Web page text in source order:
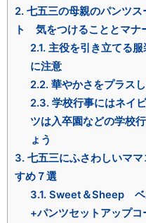
2. 七五三の母親のパンツ
ト 気をつけることとマナ
2.1. 主役を引き立てる
に注意
2.2. 華やかさをプラス
2.3. 学校行事にはネイ
ツは入卒園などの学校
ょう
3. 七五三にふさわしいマ
すめ７選
3.1. Sweet＆Sheep ベ
+パンツセットアップコ